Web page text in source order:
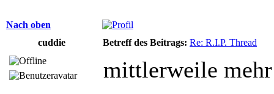
Nach oben
cuddie
Betreff des Beitrags: Re: R.I.P. Thread
mittlerweile